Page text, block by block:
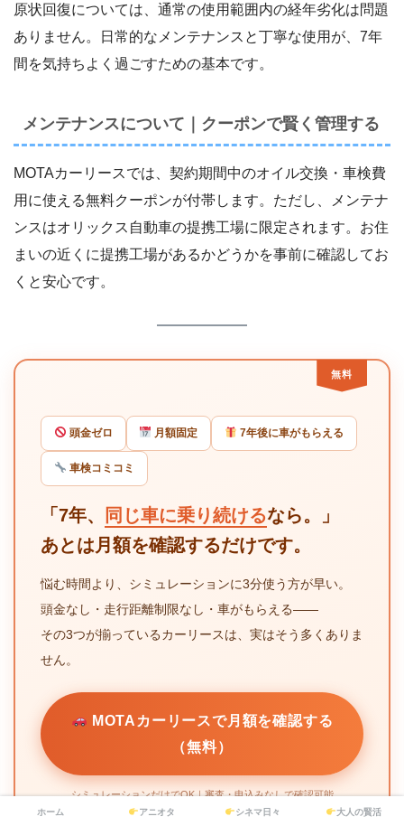
原状回復については、通常の使用範囲内の経年劣化は問題
ありません。日常的なメンテナンスと丁寧な使用が、7年
間を気持ちよく過ごすための基本です。
メンテナンスについて｜クーポンで賢く管理する
MOTAカーリースでは、契約期間中のオイル交換・車検費
用に使える無料クーポンが付帯します。ただし、メンテナ
ンスはオリックス自動車の提携工場に限定されます。お住
まいの近くに提携工場があるかどうかを事前に確認してお
くと安心です。
無料
頭金ゼロ 月額固定 7年後に車がもらえる
車検コミコミ
「7年、 同じ車に乗り続けるなら。」
あとは月額を確認するだけです。
悩む時間より、シミュレーションに3分使う方が早い。
頭金なし・走行距離制限なし・車がもらえる——
その3つが揃っているカーリースは、実はそう多くありま
せん。
MOTAカーリースで月額を確認する
（無料）
シミュレーションだけでOK｜審査・申込みなしで確認可能
ホーム アニオタ シネマ日々 大人の賢活